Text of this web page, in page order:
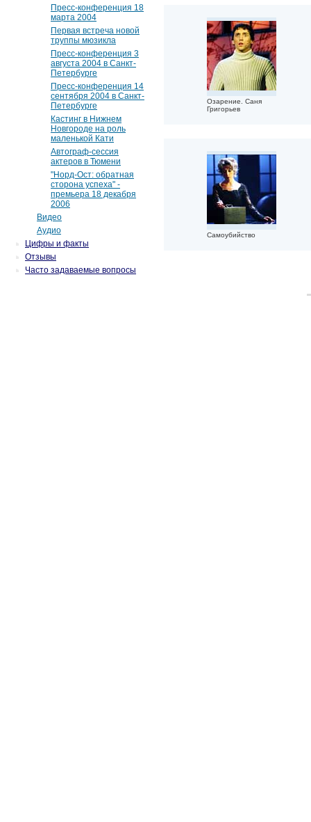
Пресс-конференция 18
марта 2004
Первая встреча новой
труппы мюзикла
Пресс-конференция 3
августа 2004 в Санкт-
Петербурге
Пресс-конференция 14
сентября 2004 в Санкт-
Петербурге
Кастинг в Нижнем
Новгороде на роль
маленькой Кати
Автограф-сессия
актеров в Тюмени
"Норд-Ост: обратная
сторона успеха" -
премьера 18 декабря
2006
Видео
Аудио
Цифры и факты
Отзывы
Часто задаваемые вопросы
Озарение. Саня
Григорьев
Самоубийство